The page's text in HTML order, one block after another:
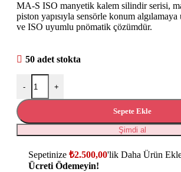
MA-S ISO manyetik kalem silindir serisi,
piston yapısıyla sensörle konum
ve ISO uyumlu pnömatik çözümdür.
50 adet stokta
- +
Sepete Ekle
Şimdi al
Sepetinize ₺2.500,00'lik Daha Ürün
Ücreti Ödemeyin!